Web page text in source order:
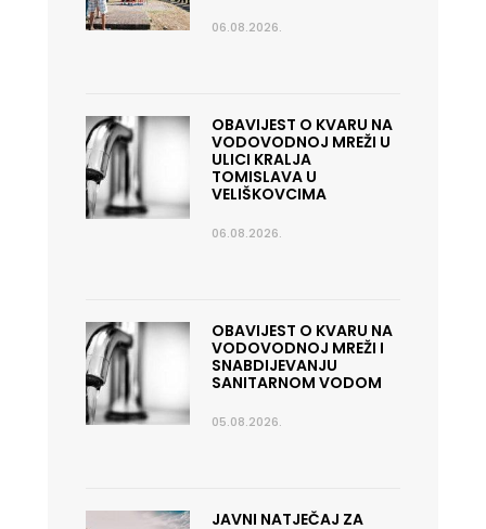
06.08.2026.
OBAVIJEST O KVARU NA
VODOVODNOJ MREŽI U
ULICI KRALJA
TOMISLAVA U
VELIŠKOVCIMA
06.08.2026.
OBAVIJEST O KVARU NA
VODOVODNOJ MREŽI I
SNABDIJEVANJU
SANITARNOM VODOM
05.08.2026.
JAVNI NATJEČAJ ZA